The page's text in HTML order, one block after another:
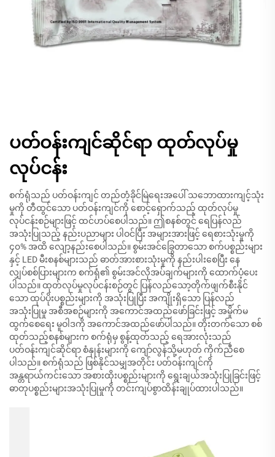
ပတ်ဝန်းကျင်ဆိုင်ရာ ထုတ်လုပ်မှု
လုပ်ငန်း
စက်ရုံသည် ပတ်ဝန်းကျင် တည်တံ့ခိုင်မြဲရေးအပေါ် သဘောထားကျင့်သုံး
မှုကို တီထွင်သော ပတ်ဝန်းကျင်ကို စောင့်ရှောက်သည့် ထုတ်လုပ်မှု
လုပ်ငန်းစဉ်များဖြင့် ထင်ဟပ်စေပါသည်။ ဤစနစ်တွင် ရေပြန်လည်
အသုံးပြုသည့် နည်းပညာများ ပါဝင်ပြီး အများအားဖြင့် ရေစားသုံးမှုကို
၄၀% အထိ လျော့နည်းစေပါသည်။ စွမ်းအင်ခြွေတာသော စက်ပစ္စည်းများ
နှင့် LED မီးစနစ်များသည် ဓာတ်အားစားသုံးမှုကို နည်းပါးစေပြီး နေ
လျှပ်စစ်ပြားများက စက်ရုံ၏ စွမ်းအင်လိုအပ်ချက်များကို ထောက်ပံ့ပေး
ပါသည်။ ထုတ်လုပ်မှုလုပ်ငန်းစဉ်တွင် ပြန်လည်သော့တိုက်ဖျက်စီးနိုင်
သော ထုပ်ပိုးပစ္စည်းများကို အသုံးပြုပြီး အကျိုးရှိသော ပြန်လည်
အသုံးပြုမှု အစီအစဉ်များကို အကောင်အထည်ဖော်ခြင်းဖြင့် အမှိုက်မ
ထွက်စေရေး မူဝါဒကို အကောင်အထည်ဖော်ပါသည်။ တိုးတက်သော စစ်
ထုတ်သည့်စနစ်များက စက်ရုံမှ စွန့်ထုတ်သည့် ရေအားလုံးသည်
ပတ်ဝန်းကျင်ဆိုင်ရာ စံနှုန်းများကို ကျော်လွန်သို့မဟုတ် ကိုက်ညီစေ
ပါသည်။ စက်ရုံသည် ဖြစ်နိုင်သမျှအတိုင်း ပတ်ဝန်းကျင်ကို
အန္တရာယ်ကင်းသော အစားထိုးပစ္စည်းများကို ရွေးချယ်အသုံးပြုခြင်းဖြင့်
ဓာတုပစ္စည်းများအသုံးပြုမှုကို တင်းကျပ်စွာထိန်းချုပ်ထားပါသည်။